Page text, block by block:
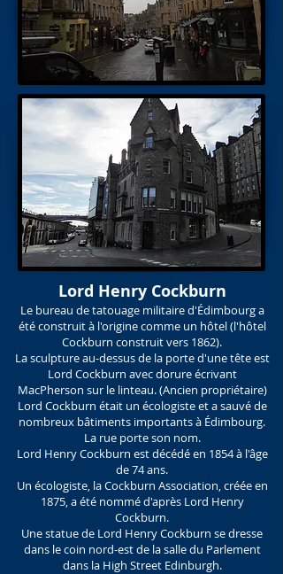
Lord Henry Cockburn
Le bureau de tatouage militaire d'Édimbourg a
été construit à l'origine comme un hôtel (l'hôtel
Cockburn construit vers 1862).
La sculpture au-dessus de la porte d'une tête est
Lord Cockburn avec dorure écrivant
MacPherson sur le linteau. (Ancien propriétaire)
Lord Cockburn était un écologiste et a sauvé de
nombreux bâtiments importants à Édimbourg.
La rue porte son nom.
Lord Henry Cockburn est décédé en 1854 à l'âge
de 74 ans.
Un écologiste, la Cockburn Association, créée en
1875, a été nommé d'après Lord Henry
Cockburn.
Une statue de Lord Henry Cockburn se dresse
dans le coin nord-est de la salle du Parlement
dans la High Street Edinburgh.